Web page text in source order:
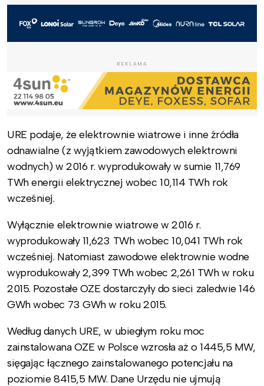
REKLAMA
URE podaje, że elektrownie wiatrowe i inne źródła
odnawialne (z wyjątkiem zawodowych elektrowni
wodnych) w 2016 r. wyprodukowały w sumie 11,769
TWh energii elektrycznej wobec 10,114 TWh rok
wcześniej.
Wyłącznie elektrownie wiatrowe w 2016 r.
wyprodukowały 11,623 TWh wobec 10,041 TWh rok
wcześniej. Natomiast zawodowe elektrownie wodne
wyprodukowały 2,399 TWh wobec 2,261 TWh w roku
2015. Pozostałe OZE dostarczyły do sieci zaledwie 146
GWh wobec 73 GWh w roku 2015.
Według danych URE, w ubiegłym roku moc
zainstalowana OZE w Polsce wzrosła aż o 1445,5 MW,
sięgając łącznego zainstalowanego potencjału na
poziomie 8415,5 MW. Dane Urzędu nie ujmują